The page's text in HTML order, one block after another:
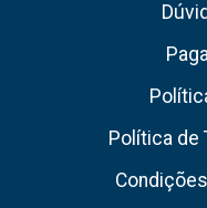
Política de